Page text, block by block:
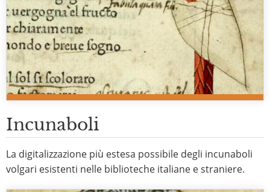
Incunaboli
La digitalizzazione più estesa possibile degli incunaboli
volgari esistenti nelle biblioteche italiane e straniere.